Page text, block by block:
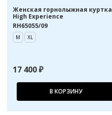
Женская горнолыжная куртка
High Experience
RH65055/09
M XL
17 400 ₽
В КОРЗИНУ